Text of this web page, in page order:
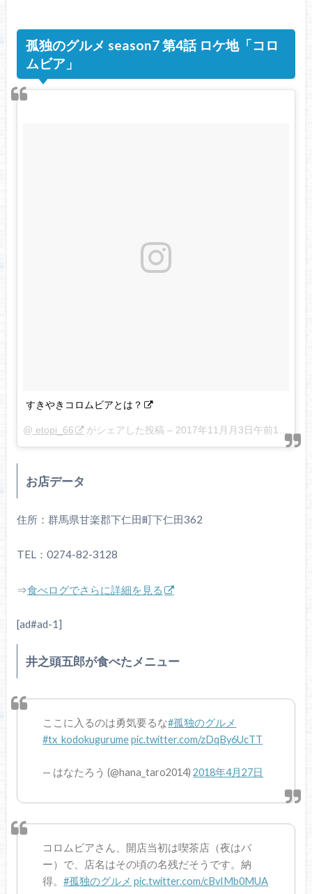
孤独のグルメ season7 第4話 ロケ地「コロ
ムビア」
すきやきコロムビアとは？
@ etopi_66 がシェアした投稿 – 2017年11月月3日午前1時20分PDT
お店データ
住所：群馬県甘楽郡下仁田町下仁田362
TEL：0274-82-3128
⇒食べログでさらに詳細を見る
[ad#ad-1]
井之頭五郎が食べたメニュー
ここに入るのは勇気要るな#孤独のグルメ
#tx_kodokugurumepic.twitter.com/zDqBy6UcTT
— はなたろう (@hana_taro2014)2018年4月27日
コロムビアさん、開店当初は喫茶店（夜はバ
ー）で、店名はその頃の名残だそうです。納
得。#孤独のグルメ pic.twitter.com/cBvIMb0MUA